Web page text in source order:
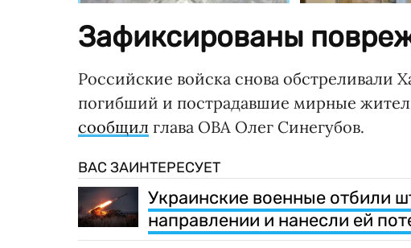
Зафиксированы
Российские войска снова обстреливали
погибший и пострадавшие мирные
сообщил глава ОВА Олег Синегубов.
ВАС ЗАИНТЕРЕСУЕТ
Украинские военные отбили
направлении и нанесли ей